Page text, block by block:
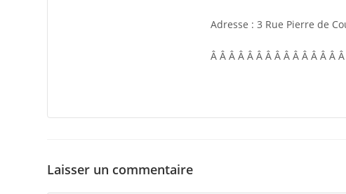
Adresse :3 Rue Pierre de
Â Â Â Â Â Â Â Â Â Â Â Â Â Â
Laisser un commentaire